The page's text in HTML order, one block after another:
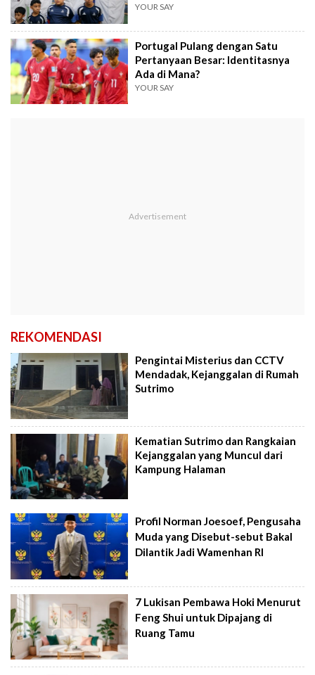
YOUR SAY
Portugal Pulang dengan Satu
Pertanyaan Besar: Identitasnya
Ada di Mana?
YOUR SAY
REKOMENDASI
Pengintai Misterius dan CCTV
Mendadak, Kejanggalan di Rumah
Sutrimo
Kematian Sutrimo dan Rangkaian
Kejanggalan yang Muncul dari
Kampung Halaman
Profil Norman Joesoef, Pengusaha
Muda yang Disebut-sebut Bakal
Dilantik Jadi Wamenhan RI
7 Lukisan Pembawa Hoki Menurut
Feng Shui untuk Dipajang di
Ruang Tamu